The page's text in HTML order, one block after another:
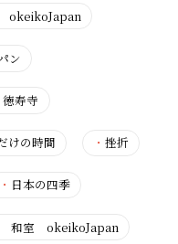
okeikoJapan
ン
徳寿寺
の時間 ・挫折
・ 日本の四季
和室 okeikoJapan